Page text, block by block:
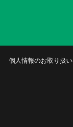
個人情報のお取り扱